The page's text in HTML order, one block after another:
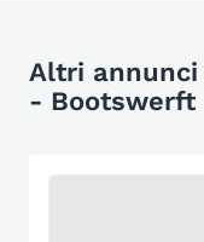
Altri annunci
- Bootswerft